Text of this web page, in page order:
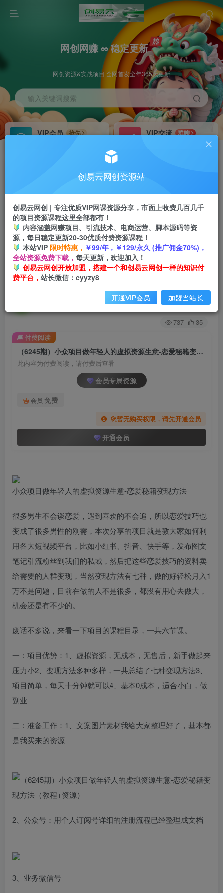
网创网赚 ∞ 稳定更新
网创资源&实战项目 全网首发全年365天更新
输入关键词搜索
VIP会员
抢先
VIP交流
群聊
研究探讨更多创业项目路子。
会员专属推广链接
挂机 项目
脚本卡密
APP下载
GO
首页 创业课程 会员专属 正文
（6245期）小众项目做年轻人的虚拟资源生意-恋
爱秘籍变现方法（教程+资源）
关注
737 35
（6245期）小众项目做年轻人的虚拟资源生意-恋爱秘籍变现方法（教程+资源）
此内容为付费阅读，请付费后查看
会员专属资源
会员 免费
您暂无购买权限，请先开通会员
开通会员
付费阅读
小众项目做年轻人的虚拟资源生意-恋爱秘籍变现方法
很多男生不会谈恋爱，遇到喜欢的不会追，所以恋爱技巧也
变成了很多男性的刚需，本次分享的项目就是教大家如何利
用各大短视频平台，比如小红书、抖音、快手等，发布图文
笔记引流粉丝到我们的私域，然后把这些恋爱技巧的资料卖
给需要的人群变现，当然变现方法有七种，做的好轻松月入1
万不是问题，目前在做的人不是很多，都没有用心去做大，
机会还是有不少的。
废话不多说，来看一下项目的课程目录，一共六节课。
一：项目优势：1、虚拟资源，无成本，无售后，新手做起来
压力小2、变现方法多种多样，一共总结了七种变现方法3、
项目简单，每天十分钟就可以4、基本0成本，适合小白，做
副业
二：准备工作：1、文案图片素材我给大家整理好了，基本都
是我买来的资源
2、公众号：用个人订阅号详细的注册流程已经整理成文档
3、业务微信号
创易云网创资源站
创易云网创 | 专注优质VIP网课资源分享，市面上收费几百几千
的项目资源课程这里全部都有！
内容涵盖网赚项目、引流技术、电商运营、脚本源码等资
源，每日稳定更新20-30优质付费资源课程！
本站VIP 限时特惠， ￥99/年，￥129/永久 (推广佣金70%)，
全站资源免费下载， 每天更新，欢迎加入！
创易云网创开放加盟，搭建一个和创易云网创一样的知识付
费平台， 站长微信：cyyzy8
开通VIP会员 加盟当站长